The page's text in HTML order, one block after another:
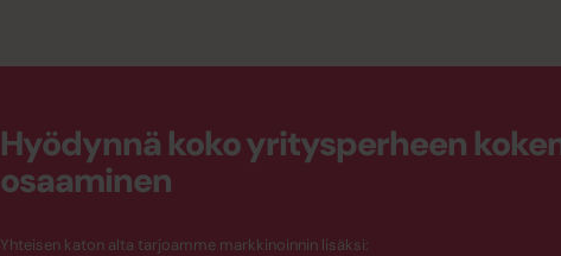
Hyödynnä koko yritysperheen
osaaminen
Yhteisen katon alta tarjoamme markkinoinnin lisäksi: